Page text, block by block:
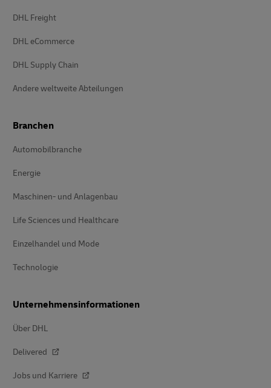
DHL Freight
DHL eCommerce
DHL Supply Chain
Andere weltweite Abteilungen
Branchen
Automobilbranche
Energie
Maschinen- und Anlagenbau
Life Sciences und Healthcare
Einzelhandel und Mode
Technologie
Unternehmensinformationen
Über DHL
Delivered
Jobs und Karriere